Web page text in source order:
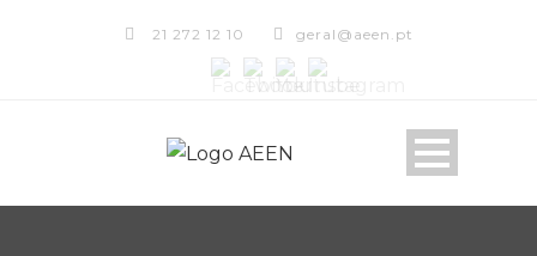
21 272 12 10 geral@aeen.pt